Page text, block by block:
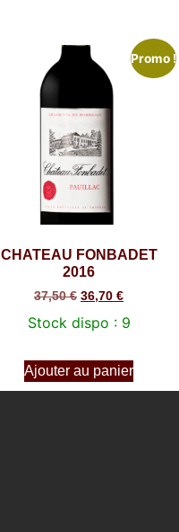
Promo !
CHATEAU FONBADET
2016
37,50€ 36,70 €
Stock dispo : 9
Ajouter au panier